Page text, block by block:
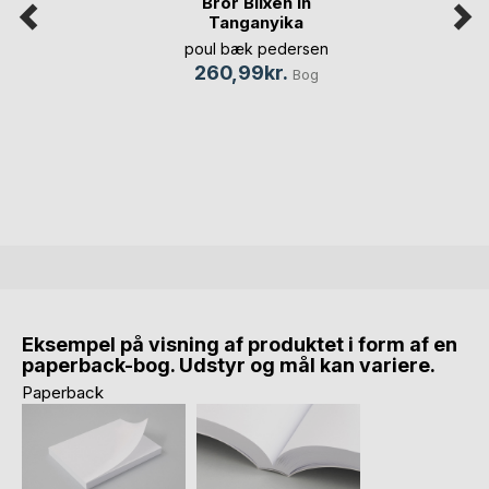
Tanganyika
poul bæk pedersen
260,99kr. Bog
Eksempel på visning af produktet i form af en
paperback-bog. Udstyr og mål kan variere.
Paperback